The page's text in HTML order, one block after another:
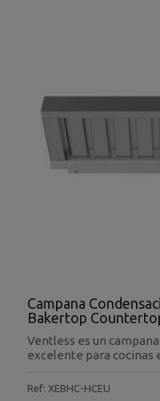
Campana
Bakertop
Ventless es un
excelente para cocinas
Ref: XEBHC-HCEU